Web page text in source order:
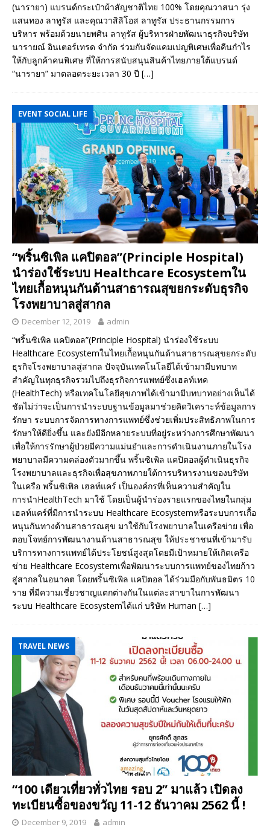
(นารายา) แบรนด์กระเป๋าผ้าสัญชาติไทย 100% โดยคุณวาสนา รุ่ง
แสนทอง ลาทูรัส และคุณวาสิลิโอส ลาทูรัส ประธานกรรมการ
บริหาร พร้อมด้วยนายพศิน ลาทูรัส ผู้บริหารฝ่ายพัฒนาธุรกิจบริษัท
นารายณ์ อินเตอร์เทรด จำกัด ร่วมกันจัดแคมเปญพิเศษเพื่อคืนกำไร
ให้กับลูกค้าคนพิเศษ ที่ให้การสนับสนุนสินค้าไทยภายใต้แบรนด์
“นารายา” มาตลอดระยะเวลา 30 ปี […]
EVENT SOCIAL LIFE
“พริ้นซิเพิล แคปิตอล”(Principle Hospital)
นำร่องใช้ระบบ Healthcare Ecosystemใน
ไทยเกื้อหนุนกันด้านสาธารณสุขยกระดับธุรกิจ
โรงพยาบาลสู่สากล
December 12, 2019 admin
“พริ้นซิเพิล แคปิตอล”(Principle Hospital) นำร่องใช้ระบบ
Healthcare Ecosystemในไทยเกื้อหนุนกันด้านสาธารณสุขยกระดับ
ธุรกิจโรงพยาบาลสู่สากล ปัจจุบันเทคโนโลยีได้เข้ามามีบทบาท
สำคัญในทุกธุรกิจรวมไปถึงธุรกิจการแพทย์ซึ่งเฮลท์เทค
(HealthTech) หรือเทคโนโลยีสุขภาพได้เข้ามามีบทบาทอย่างเห็นได้
ชัดไม่ว่าจะเป็นการนำระบบฐานข้อมูลมาช่วยคิดวิเคราะห์ข้อมูลการ
รักษา ระบบการจัดการทางการแพทย์ซึ่งช่วยเพิ่มประสิทธิภาพในการ
รักษาให้ดียิ่งขึ้น และยังมีอีกหลายระบบที่อยู่ระหว่างการศึกษาพัฒนา
เพื่อให้การรักษาผู้ป่วยมีความแม่นยำและการดำเนินงานภายในโรง
พยาบาลมีความคล่องตัวมากขึ้น พริ้นซิเพิล แคปิตอลผู้ดำเนินธุรกิจ
โรงพยาบาลและธุรกิจเพื่อสุขภาพภายใต้การบริหารงานของบริษัท
ในเครือ พริ้นซิเพิล เฮลท์แคร์ เป็นองค์กรที่เห็นความสำคัญใน
การนำHealthTech มาใช้ โดยเป็นผู้นำร่องรายแรกของไทยในกลุ่ม
เฮลท์แคร์ที่มีการนำระบบ Healthcare Ecosystemหรือระบบการเกื้อ
หนุนกันทางด้านสาธารณสุข มาใช้กับโรงพยาบาลในเครือข่าย เพื่อ
ตอบโจทย์การพัฒนางานด้านสาธารณสุข ให้ประชาชนที่เข้ามารับ
บริการทางการแพทย์ได้ประโยชน์สูงสุดโดยมีเป้าหมายให้เกิดเครือ
ข่าย Healthcare Ecosystemเพื่อพัฒนาระบบการแพทย์ของไทยก้าว
สู่สากลในอนาคต โดยพริ้นซิเพิล แคปิตอล ได้ร่วมมือกับพันธมิตร 10
ราย ที่มีความเชี่ยวชาญแตกต่างกันในแต่ละสาขาในการพัฒนา
ระบบ Healthcare Ecosystemได้แก่ บริษัท Human […]
TRAVEL NEWS
“100 เดียวเที่ยวทั่วไทย รอบ 2” มาแล้ว เปิดลง
ทะเบียนซื้อของขวัญ 11-12 ธันวาคม 2562 นี้ !
December 9, 2019 admin